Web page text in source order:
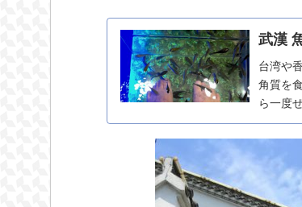
武漢
台湾や
角質を
ら一度